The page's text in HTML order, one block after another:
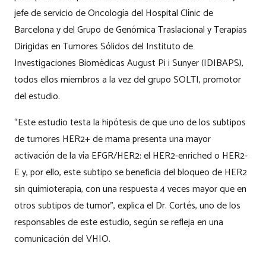
jefe de servicio de Oncología del Hospital Clínic de
Barcelona y del Grupo de Genómica Traslacional y Terapias
Dirigidas en Tumores Sólidos del Instituto de
Investigaciones Biomédicas August Pi i Sunyer (IDIBAPS),
todos ellos miembros a la vez del grupo SOLTI, promotor
del estudio.
“Este estudio testa la hipótesis de que uno de los subtipos
de tumores HER2+ de mama presenta una mayor
activación de la vía EFGR/HER2: el HER2-enriched o HER2-
E y, por ello, este subtipo se beneficia del bloqueo de HER2
sin quimioterapia, con una respuesta 4 veces mayor que en
otros subtipos de tumor”, explica el Dr. Cortés, uno de los
responsables de este estudio, según se refleja en una
comunicación del VHIO.